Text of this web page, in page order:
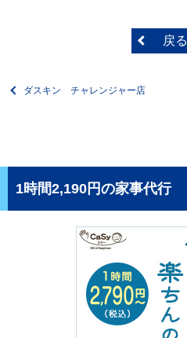
戻る
ダスキン チャレンジャー店
1時間2,190円の家事代行